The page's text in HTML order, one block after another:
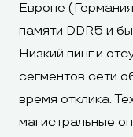
Европе
памяти DDR5 и
Низкий пинг и
сегментов сети
время отклика.
магистральные